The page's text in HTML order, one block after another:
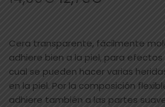
Cera transparente, fácilmente
adhiere bien a la piel, para
cual se pueden hacer varias
en la piel. Por la composición
adhiere también a las partes